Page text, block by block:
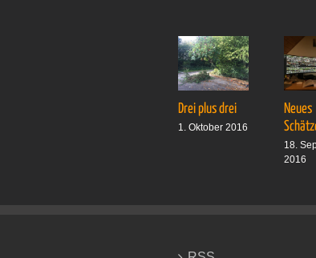
Drei plus drei
1. Oktober 2016
Neues
18.
2016